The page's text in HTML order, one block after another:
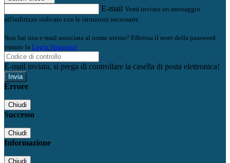
E-mail Verrà inviato un messaggio
all'indirizzo indicato con le istruzioni necessarie.
Non hai una e-mail associata al nome utente? Effettua il reset della password
tramite la Login Spaggiari
E-mail inviata, si prega di controllare la casella di posta elettronica!
Errore
Chiudi
Successo
Chiudi
Informazione
Chiudi